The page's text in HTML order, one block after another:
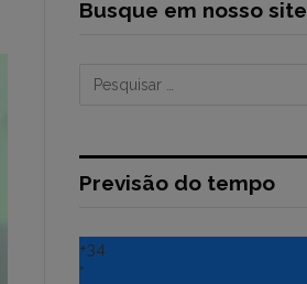
Busque em nosso site
Previsão do tempo
+34
°